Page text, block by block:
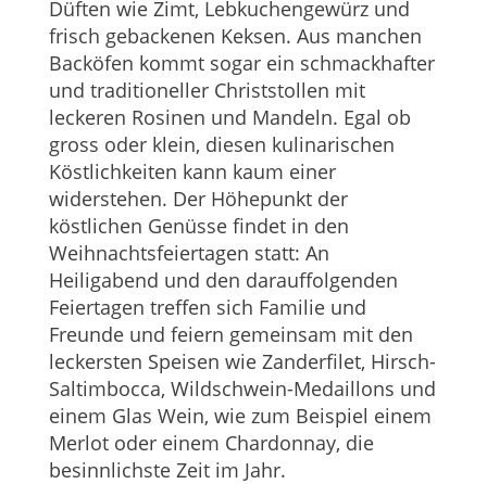
Düften wie Zimt, Lebkuchengewürz und
frisch gebackenen Keksen. Aus manchen
Backöfen kommt sogar ein schmackhafter
und traditioneller Christstollen mit
leckeren Rosinen und Mandeln. Egal ob
gross oder klein, diesen kulinarischen
Köstlichkeiten kann kaum einer
widerstehen. Der Höhepunkt der
köstlichen Genüsse findet in den
Weihnachtsfeiertagen statt: An
Heiligabend und den darauffolgenden
Feiertagen treffen sich Familie und
Freunde und feiern gemeinsam mit den
leckersten Speisen wie Zanderfilet, Hirsch-
Saltimbocca, Wildschwein-Medaillons und
einem Glas Wein, wie zum Beispiel einem
Merlot oder einem Chardonnay, die
besinnlichste Zeit im Jahr.